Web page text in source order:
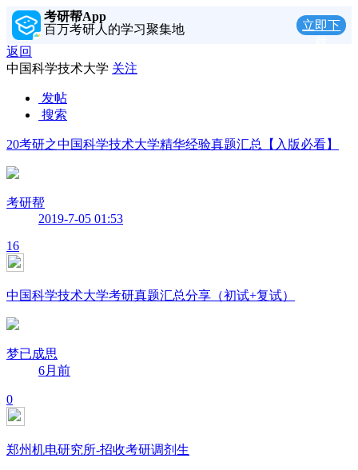
考研帮App
百万考研人的学习聚集地
立即下
返回
中国科学技术大学 关注
发帖
搜索
20考研之中国科学技术大学精华经验真题汇总【入版必看】
考研帮
2019-7-05 01:53
16
中国科学技术大学考研真题汇总分享（初试+复试）
梦已成思
6月前
0
郑州机电研究所-招收考研调剂生